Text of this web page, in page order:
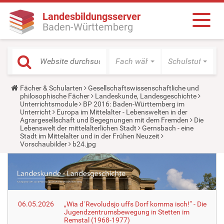
Landesbildungsserver
Baden-Württemberg
Fach wählen Schulstufe
Y
o
u
a
r
e
h
e
r
Fächer & Schularten
Gesellschaftswissenschaftliche und
philosophische Fächer
Landeskunde, Landesgeschichte
Unterrichtsmodule
BP 2016: Baden-Württemberg im
Unterricht
Europa im Mittelalter - Lebenswelten in der
Agrargesellschaft und Begegnungen mit dem Fremden
Die
Lebenswelt der mittelalterlichen Stadt
Gernsbach - eine
Stadt im Mittelalter und in der Frühen Neuzeit
Vorschaubilder
b24.jpg
06.05.2026
„Wia d´Revoludsjo uffs Dorf komma isch!“ - Die
Jugendzentrumsbewegung in Stetten im
Remstal (1968-1977)